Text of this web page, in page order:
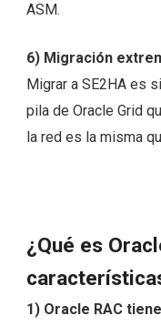
ASM.
6) Migración
Migrar a SE2HA es
pila de Oracle Grid
la red es la misma
¿Qué es
1) Oracle RAC